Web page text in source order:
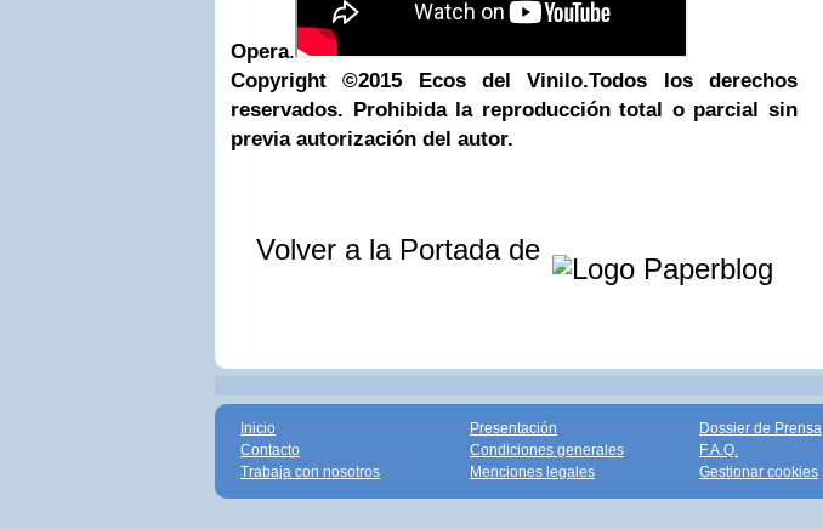
Opera.
Copyright©2015 Ecos del Vinilo.Todos los derechos
reservados. Prohibida la reproducción total o parcial sin
previa autorización del autor.
Volver a la Portada de
Inicio
Contacto
Trabaja con nosotros
Presentación
Condiciones generales
Menciones legales
Dossier de Prensa
F.A.Q.
Gestionar cookies